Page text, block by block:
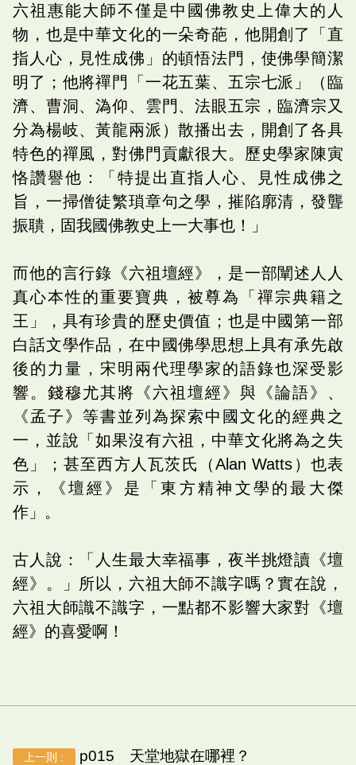
六祖惠能大師不僅是中國佛教史上偉大的人
物，也是中華文化的一朵奇葩，他開創了「直
指人心，見性成佛」的頓悟法門，使佛學簡潔
明了；他將禪門「一花五葉、五宗七派」（臨
濟、曹洞、溈仰、雲門、法眼五宗，臨濟宗又
分為楊岐、黃龍兩派）散播出去，開創了各具
特色的禪風，對佛門貢獻很大。歷史學家陳寅
恪讚譽他：「特提出直指人心、見性成佛之
旨，一掃僧徒繁瑣章句之學，摧陷廓清，發聾
振聵，固我國佛教史上一大事也！」
而他的言行錄《六祖壇經》，是一部闡述人人
真心本性的重要寶典，被尊為「禪宗典籍之
王」，具有珍貴的歷史價值；也是中國第一部
白話文學作品，在中國佛學思想上具有承先啟
後的力量，宋明兩代理學家的語錄也深受影
響。錢穆尤其將《六祖壇經》與《論語》、
《孟子》等書並列為探索中國文化的經典之
一，並說「如果沒有六祖，中華文化將為之失
色」；甚至西方人瓦茨氏（Alan Watts）也表
示，《壇經》是「東方精神文學的最大傑
作」。
古人說：「人生最大幸福事，夜半挑燈讀《壇
經》。」所以，六祖大師不識字嗎？實在說，
六祖大師識不識字，一點都不影響大家對《壇
經》的喜愛啊！
上一則 : p015 天堂地獄在哪裡？